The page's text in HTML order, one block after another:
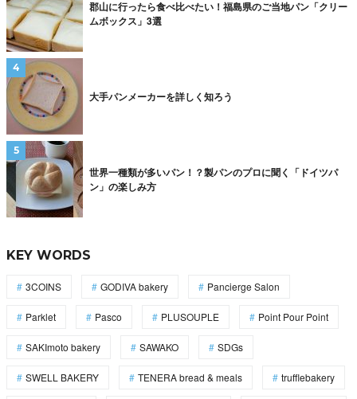
郡山に行ったら食べ比べたい！福島県のご当地パン「クリー
ムボックス」3選
大手パンメーカーを詳しく知ろう
世界一種類が多いパン！？製パンのプロに聞く「ドイツパ
ン」の楽しみ方
KEY WORDS
3COINS GODIVA bakery Pancierge Salon
Parklet Pasco PLUSOUPLE Point Pour Point
SAKImoto bakery SAWAKO SDGs
SWELL BAKERY TENERA bread & meals trufflebakery